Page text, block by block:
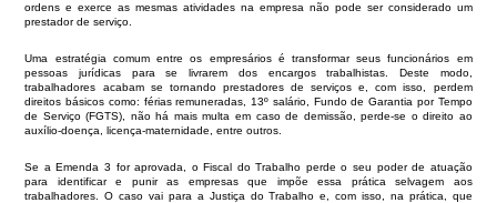
ordens e exerce as mesmas atividades na empresa não pode ser considerado um
prestador de serviço.
Uma estratégia comum entre os empresários é transformar seus funcionários em
pessoas jurídicas para se livrarem dos encargos trabalhistas. Deste modo,
trabalhadores acabam se tornando prestadores de serviços e, com isso, perdem
direitos básicos como: férias remuneradas, 13º salário, Fundo de Garantia por Tempo
de Serviço (FGTS), não há mais multa em caso de demissão, perde-se o direito ao
auxílio-doença, licença-maternidade, entre outros.
Se a Emenda 3 for aprovada, o Fiscal do Trabalho perde o seu poder de atuação
para identificar e punir as empresas que impõe essa prática selvagem aos
trabalhadores. O caso vai para a Justiça do Trabalho e, com isso, na prática, que